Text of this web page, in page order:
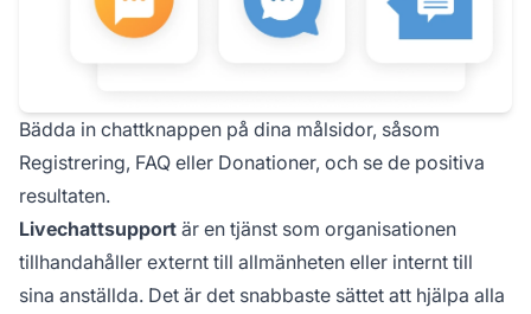
Bädda in chattknappen på dina målsidor, såsom
Registrering, FAQ eller Donationer, och se de positiva
resultaten.
Livechattsupport är en tjänst som organisationen
tillhandahåller externt till allmänheten eller internt till
sina anställda. Det är det snabbaste sättet att hjälpa alla